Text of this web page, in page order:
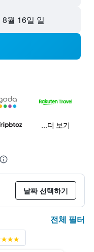
8월 16일 일
...더 보기
날짜 선택하기
전체 필터